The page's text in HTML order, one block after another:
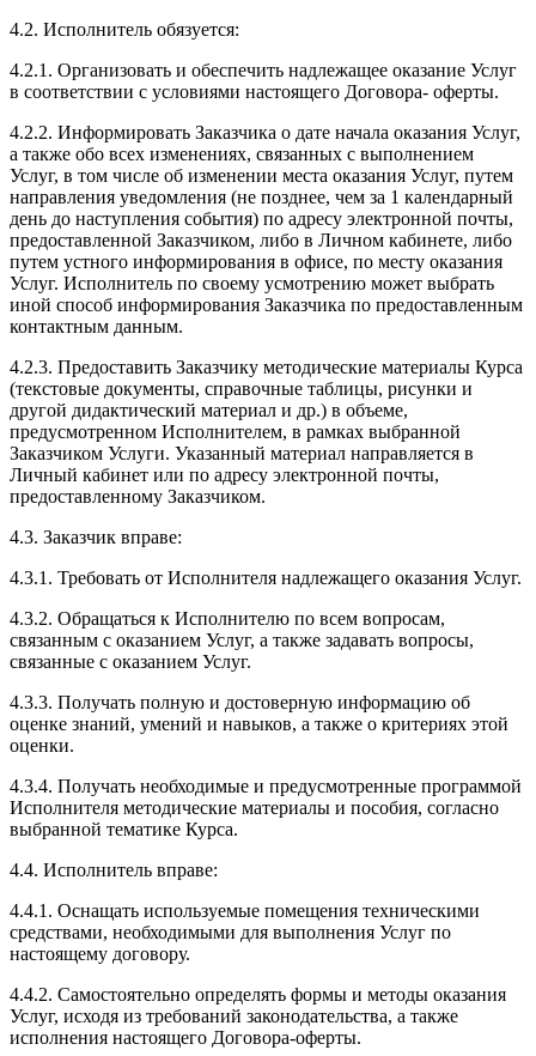
4.2. Исполнитель обязуется:
4.2.1. Организовать и обеспечить надлежащее оказание Услуг
в соответствии с условиями настоящего Договора- оферты.
4.2.2. Информировать Заказчика о дате начала оказания Услуг,
а также обо всех изменениях, связанных с выполнением
Услуг, в том числе об изменении места оказания Услуг, путем
направления уведомления (не позднее, чем за 1 календарный
день до наступления события) по адресу электронной почты,
предоставленной Заказчиком, либо в Личном кабинете, либо
путем устного информирования в офисе, по месту оказания
Услуг. Исполнитель по своему усмотрению может выбрать
иной способ информирования Заказчика по предоставленным
контактным данным.
4.2.3. Предоставить Заказчику методические материалы Курса
(текстовые документы, справочные таблицы, рисунки и
другой дидактический материал и др.) в объеме,
предусмотренном Исполнителем, в рамках выбранной
Заказчиком Услуги. Указанный материал направляется в
Личный кабинет или по адресу электронной почты,
предоставленному Заказчиком.
4.3. Заказчик вправе:
4.3.1. Требовать от Исполнителя надлежащего оказания Услуг.
4.3.2. Обращаться к Исполнителю по всем вопросам,
связанным с оказанием Услуг, а также задавать вопросы,
связанные с оказанием Услуг.
4.3.3. Получать полную и достоверную информацию об
оценке знаний, умений и навыков, а также о критериях этой
оценки.
4.3.4. Получать необходимые и предусмотренные программой
Исполнителя методические материалы и пособия, согласно
выбранной тематике Курса.
4.4. Исполнитель вправе:
4.4.1. Оснащать используемые помещения техническими
средствами, необходимыми для выполнения Услуг по
настоящему договору.
4.4.2. Самостоятельно определять формы и методы оказания
Услуг, исходя из требований законодательства, а также
исполнения настоящего Договора-оферты.